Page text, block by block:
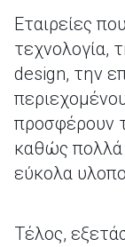
Εταιρείες
τεχνολογία,
design, την
προσφέρουν
καθώς πολλά
εύκολα
Τέλος,